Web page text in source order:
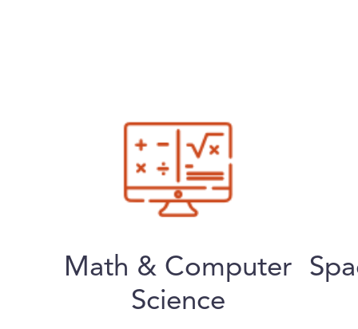
Math & Computer
Science